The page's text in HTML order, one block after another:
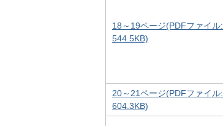
18～19ページ(PDFファイル:
544.5KB)
20～21ページ(PDFファイル:
604.3KB)